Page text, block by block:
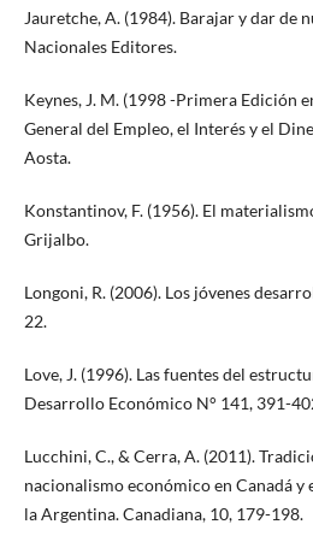
Jauretche, A. (1984). Barajar y dar de
Nacionales Editores.
Keynes, J. M. (1998 -Primera Edición
General del Empleo, el Interés y el
Aosta.
Konstantinov, F. (1956). El
Grijalbo.
Longoni, R. (2006). Los jóvenes
22.
Love, J. (1996). Las fuentes del
Desarrollo Económico N° 141, 391-
Lucchini, C., & Cerra, A. (2011).
nacionalismo económico en Canadá
la Argentina. Canadiana, 10, 179-198.